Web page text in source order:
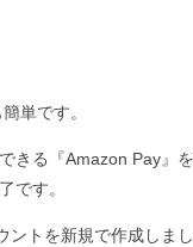
単です。
きる『Amazon Pay』
です。
トを新規で作成しまし